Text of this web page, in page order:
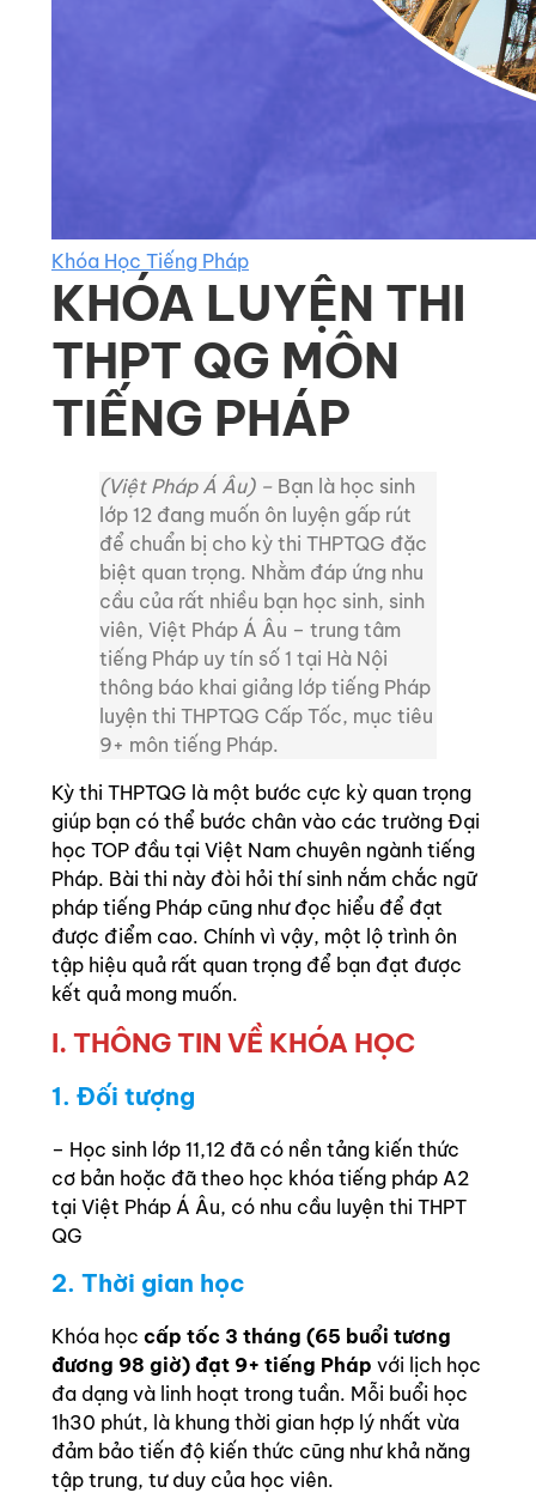
Khóa Học Tiếng Pháp
KHÓA LUYỆN THI
THPT QG MÔN
TIẾNG PHÁP
(Việt Pháp Á Âu) – Bạn là học sinh
lớp 12 đang muốn ôn luyện gấp rút
để chuẩn bị cho kỳ thi THPTQG đặc
biệt quan trọng. Nhằm đáp ứng nhu
cầu của rất nhiều bạn học sinh, sinh
viên, Việt Pháp Á Âu – trung tâm
tiếng Pháp uy tín số 1 tại Hà Nội
thông báo khai giảng lớp tiếng Pháp
luyện thi THPTQG Cấp Tốc, mục tiêu
9+ môn tiếng Pháp.
Kỳ thi THPTQG là một bước cực kỳ quan trọng
giúp bạn có thể bước chân vào các trường Đại
học TOP đầu tại Việt Nam chuyên ngành tiếng
Pháp. Bài thi này đòi hỏi thí sinh nắm chắc ngữ
pháp tiếng Pháp cũng như đọc hiểu để đạt
được điểm cao. Chính vì vậy, một lộ trình ôn
tập hiệu quả rất quan trọng để bạn đạt được
kết quả mong muốn.
I. THÔNG TIN VỀ KHÓA HỌC
1. Đối tượng
– Học sinh lớp 11,12 đã có nền tảng kiến thức
cơ bản hoặc đã theo học khóa tiếng pháp A2
tại Việt Pháp Á Âu, có nhu cầu luyện thi THPT
QG
2. Thời gian học
Khóa học cấp tốc 3 tháng (65 buổi tương
đương 98 giờ) đạt 9+ tiếng Pháp với lịch học
đa dạng và linh hoạt trong tuần. Mỗi buổi học
1h30 phút, là khung thời gian hợp lý nhất vừa
đảm bảo tiến độ kiến thức cũng như khả năng
tập trung, tư duy của học viên.